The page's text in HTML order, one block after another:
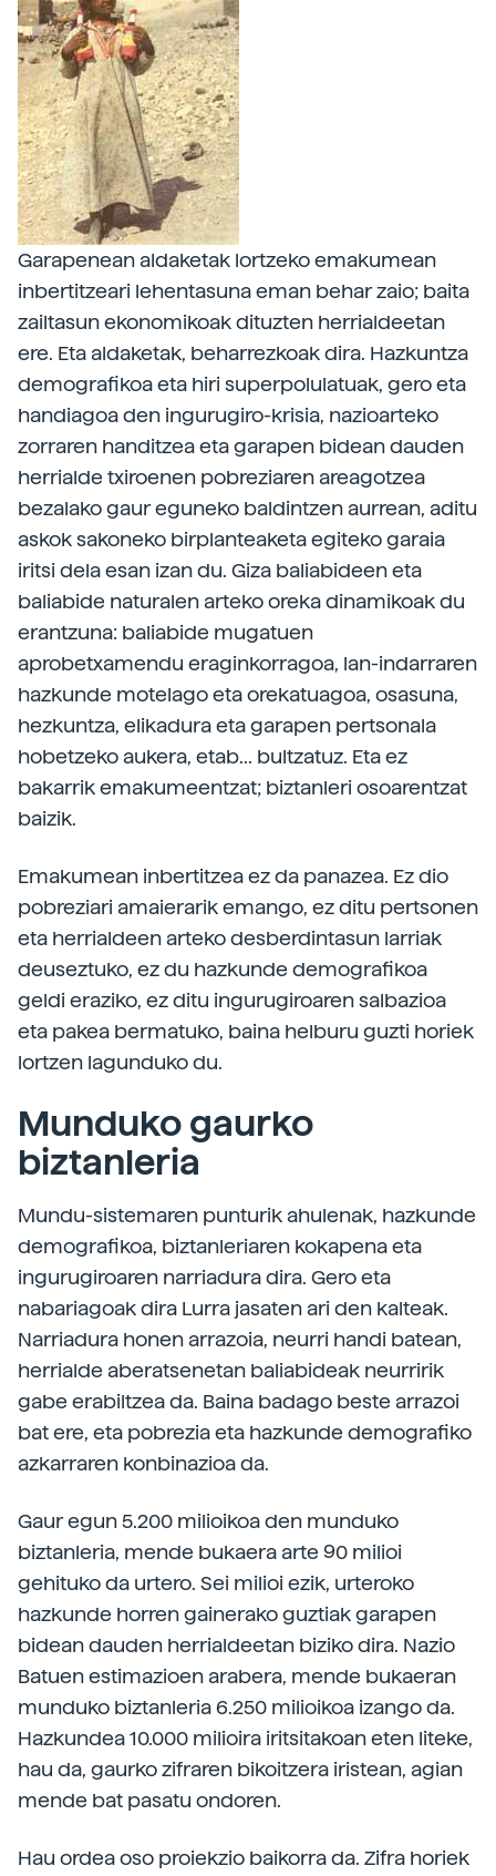
Garapenean aldaketak lortzeko emakumean
inbertitzeari lehentasuna eman behar zaio; baita
zailtasun ekonomikoak dituzten herrialdeetan
ere. Eta aldaketak, beharrezkoak dira. Hazkuntza
demografikoa eta hiri superpolulatuak, gero eta
handiagoa den ingurugiro-krisia, nazioarteko
zorraren handitzea eta garapen bidean dauden
herrialde txiroenen pobreziaren areagotzea
bezalako gaur eguneko baldintzen aurrean, aditu
askok sakoneko birplanteaketa egiteko garaia
iritsi dela esan izan du. Giza baliabideen eta
baliabide naturalen arteko oreka dinamikoak du
erantzuna: baliabide mugatuen
aprobetxamendu eraginkorragoa, lan-indarraren
hazkunde motelago eta orekatuagoa, osasuna,
hezkuntza, elikadura eta garapen pertsonala
hobetzeko aukera, etab... bultzatuz. Eta ez
bakarrik emakumeentzat; biztanleri osoarentzat
baizik.
Emakumean inbertitzea ez da panazea. Ez dio
pobreziari amaierarik emango, ez ditu pertsonen
eta herrialdeen arteko desberdintasun larriak
deuseztuko, ez du hazkunde demografikoa
geldi eraziko, ez ditu ingurugiroaren salbazioa
eta pakea bermatuko, baina helburu guzti horiek
lortzen lagunduko du.
Munduko gaurko
biztanleria
Mundu-sistemaren punturik ahulenak, hazkunde
demografikoa, biztanleriaren kokapena eta
ingurugiroaren narriadura dira. Gero eta
nabariagoak dira Lurra jasaten ari den kalteak.
Narriadura honen arrazoia, neurri handi batean,
herrialde aberatsenetan baliabideak neurririk
gabe erabiltzea da. Baina badago beste arrazoi
bat ere, eta pobrezia eta hazkunde demografiko
azkarraren konbinazioa da.
Gaur egun 5.200 milioikoa den munduko
biztanleria, mende bukaera arte 90 milioi
gehituko da urtero. Sei milioi ezik, urteroko
hazkunde horren gainerako guztiak garapen
bidean dauden herrialdeetan biziko dira. Nazio
Batuen estimazioen arabera, mende bukaeran
munduko biztanleria 6.250 milioikoa izango da.
Hazkundea 10.000 milioira iritsitakoan eten liteke,
hau da, gaurko zifraren bikoitzera iristean, agian
mende bat pasatu ondoren.
Hau ordea oso proiekzio baikorra da. Zifra horiek